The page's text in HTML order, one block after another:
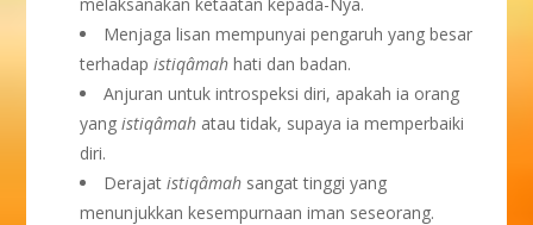
Menjaga lisan mempunyai pengaruh yang besar
terhadapistiqâmah hati dan badan.
Anjuran untuk introspeksi diri, apakah ia orang
yangistiqâmah atau tidak, supaya ia memperbaiki
diri.
Derajatistiqâmah sangat tinggi yang
menunjukkan kesempurnaan iman seseorang.